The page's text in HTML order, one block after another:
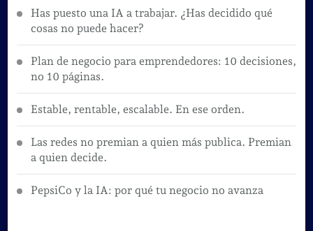
Has puesto una IA a trabajar. ¿Has decidido qué
cosas no puede hacer?
Plan de negocio para emprendedores: 10 decisiones,
no 10 páginas.
Estable, rentable, escalable. En ese orden.
Las redes no premian a quien más publica. Premian
a quien decide.
PepsiCo y la IA: por qué tu negocio no avanza